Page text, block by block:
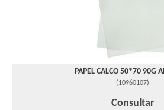
PAPEL CALCO 50*70 90G
(10960107)
Consultar